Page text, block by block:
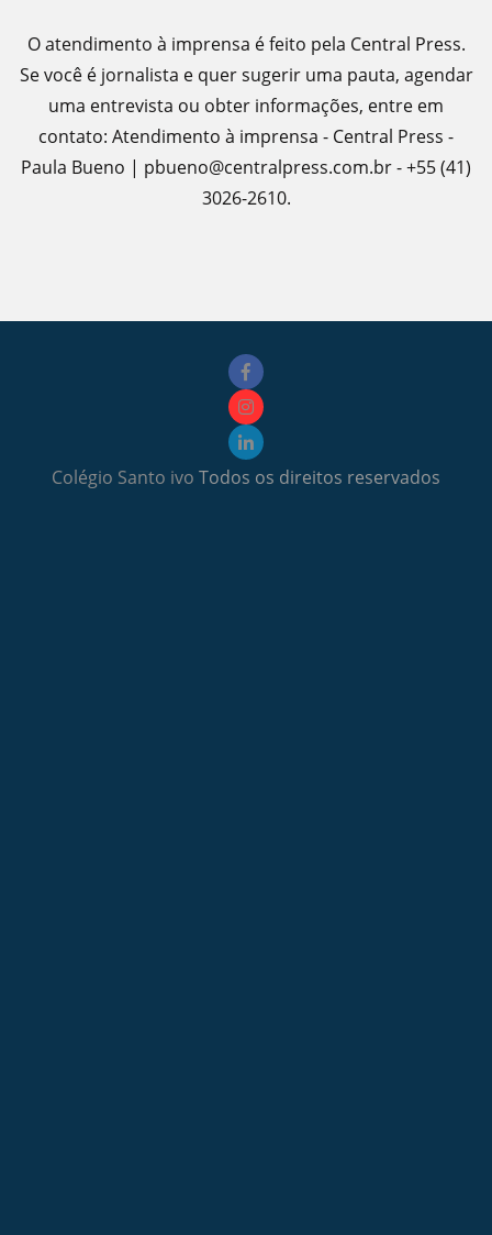
O atendimento à imprensa é feito pela Central Press.
Se você é jornalista e quer sugerir uma pauta, agendar
uma entrevista ou obter informações, entre em
contato: Atendimento à imprensa - Central Press -
Paula Bueno | pbueno@centralpress.com.br - +55 (41)
3026-2610.
Colégio Santo ivo Todos os direitos reservados